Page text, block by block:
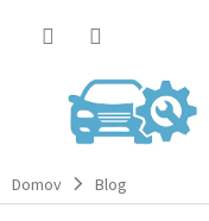
Domov Blog